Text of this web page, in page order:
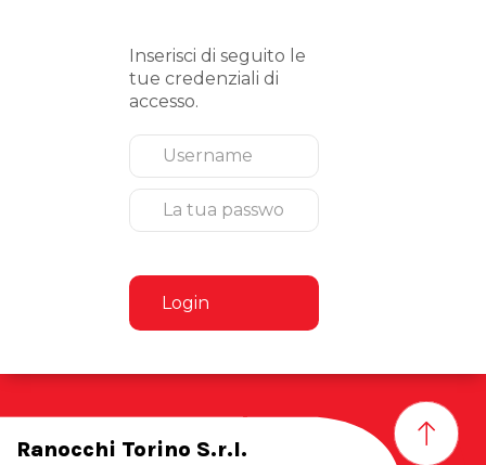
Inserisci di seguito le
tue credenziali di
accesso.
Login
Ranocchi Torino S.r.l.